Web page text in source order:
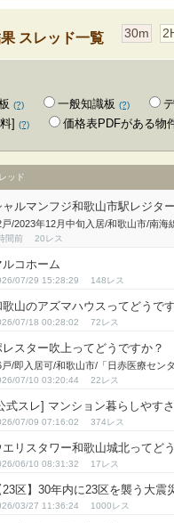
スレッド一覧 30m
(?) 一般知識板 (?)
] (?) 価格表PDFがある物
ッド
ャルマンフジ和歌山市駅レジタ
戸/2023年12月中旬入居/和歌山市/南海
間前 20
ルコホーム
07/29 15:28:29 148
歌山のアズマハウスってどうで
07/18 00:28:02 72
レスター吹上ってどうですか？
戸/即入居可/和歌山市/「日赤医療セン
07/10 03:20:44 22
式スレ] マンション暮らしやす
07/09 07:16:02 374
エリスタワー和歌山城北ってど
06/10 08:31:32 17
23区】30年内に23区を襲う大震
03/27 11:36:24 1000